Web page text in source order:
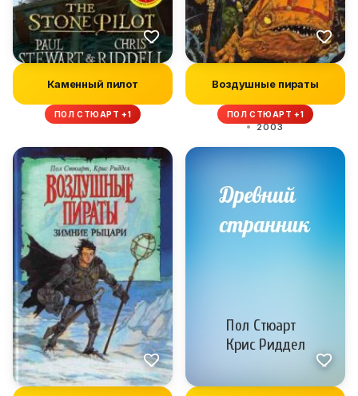
Каменный пилот
ПОЛ СТЮАРТ +1
Воздушные пираты
ПОЛ СТЮАРТ +1
2003